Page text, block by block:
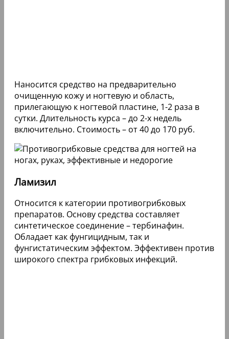
Наносится средство на предварительно
очищенную кожу и ногтевую и область,
прилегающую к ногтевой пластине, 1-2 раза в
сутки. Длительность курса – до 2-х недель
включительно. Стоимость – от 40 до 170 руб.
Ламизил
Относится к категории противогрибковых
препаратов. Основу средства составляет
синтетическое соединение – тербинафин.
Обладает как фунгицидным, так и
фунгистатическим эффектом. Эффективен против
широкого спектра грибковых инфекций.